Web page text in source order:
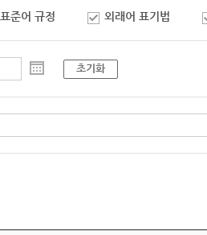
표준어 규정 외래어 표기법
초기화